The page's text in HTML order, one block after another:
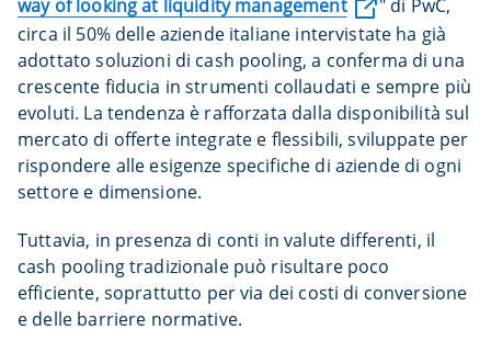
way of looking at liquidity management
" di PwC,
circa il 50% delle aziende italiane intervistate ha già
adottato soluzioni di cash pooling, a conferma di una
crescente fiducia in strumenti collaudati e sempre più
evoluti. La tendenza è rafforzata dalla disponibilità sul
mercato di offerte integrate e flessibili, sviluppate per
rispondere alle esigenze specifiche di aziende di ogni
settore e dimensione.
Tuttavia, in presenza di conti in valute differenti, il
cash pooling tradizionale può risultare poco
efficiente, soprattutto per via dei costi di conversione
e delle barriere normative.